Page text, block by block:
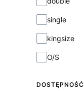
single
kingsize
O/S
DOSTĘPNOŚĆ